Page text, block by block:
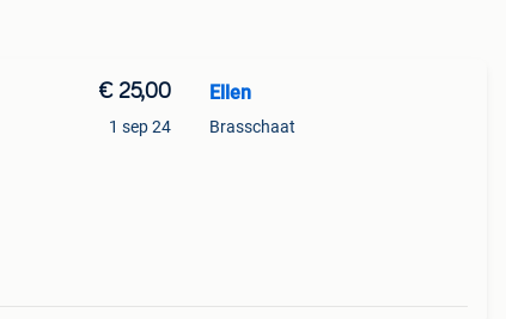
€ 25,00
1 sep 24
Ellen
Brasschaat